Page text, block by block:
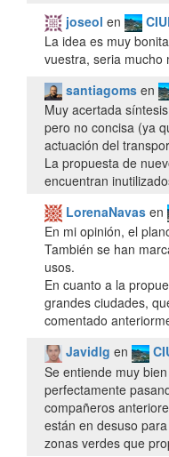
joseol en
La idea es muy
vuestra, seria mucho
santiagoms en
Muy acertada
pero no concisa (ya
actuación del
La propuesta de
encuentran
LorenaNavas en
En mi opinión, el
También se han
usos.
En cuanto a la
grandes ciudades,
comentado
Javidlg en
Se entiende muy
perfectamente
compañeros
están en desuso
zonas verdes que